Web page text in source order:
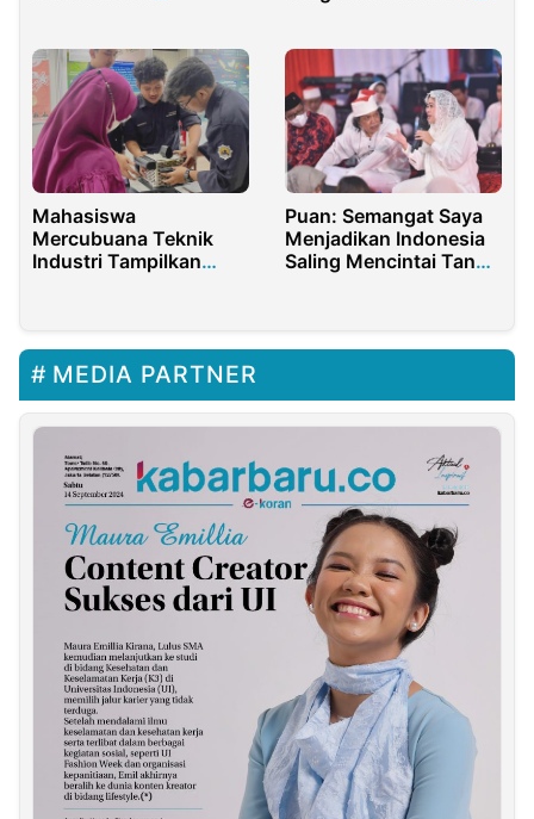
Mahasiswa
Mercubuana Teknik
Industri Tampilkan
Puan: Semangat Saya
Menjadikan Indonesia
Saling Mencintai Tanpa
MEDIA PARTNER